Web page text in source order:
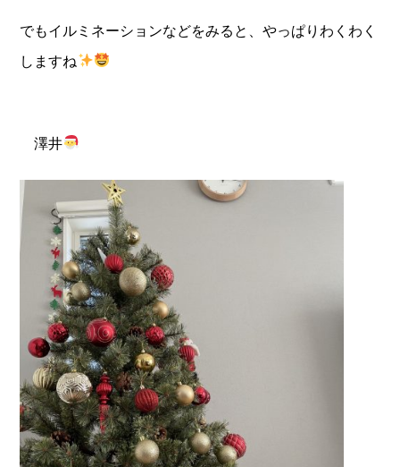
でもイルミネーションなどをみると、やっぱりわくわく
しますね
澤井